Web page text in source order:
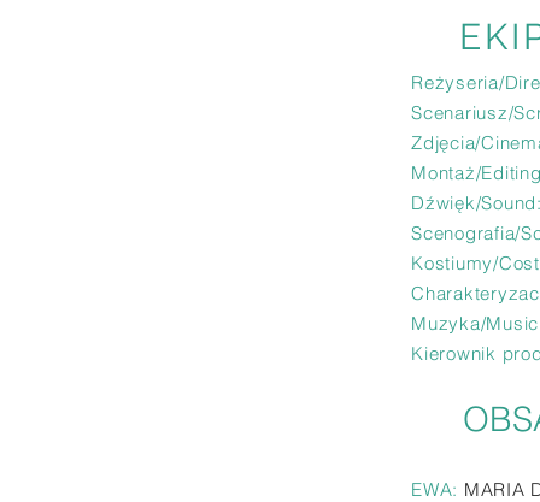
Reżyseria/
Scenariusz/
Zdjęcia/
Montaż/
Dźwięk/
Scenografia/
Kostiumy/
Muzyka/
Kierownik
EWA: MARIA